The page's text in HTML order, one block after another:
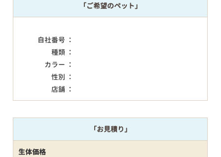
「ご希望のペット」
自社番号 ：
種類 ：
カラー ：
性別 ：
店舗 ：
「お見積り」
生体価格